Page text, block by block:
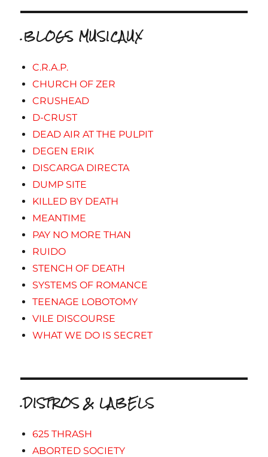
.BLOGS MUSICAUX
C.R.A.P.
CHURCH OF ZER
CRUSHEAD
D-CRUST
DEAD AIR AT THE PULPIT
DEGEN ERIK
DISCARGA DIRECTA
DUMP SITE
KILLED BY DEATH
MEANTIME
PAY NO MORE THAN
RUIDO
STENCH OF DEATH
SYSTEMS OF ROMANCE
TEENAGE LOBOTOMY
VILE DISCOURSE
WHAT WE DO IS SECRET
.DISTROS & LABELS
625 THRASH
ABORTED SOCIETY